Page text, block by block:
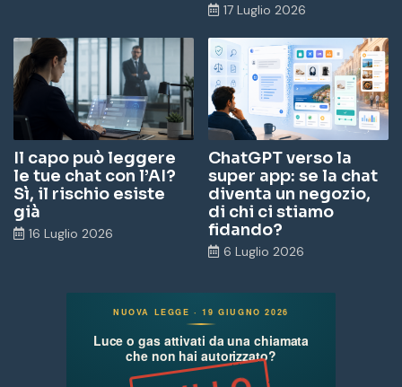
17 Luglio 2026
Il capo può leggere
le tue chat con l’AI?
Sì, il rischio esiste
già
16 Luglio 2026
ChatGPT verso la
super app: se la chat
diventa un negozio,
di chi ci stiamo
fidando?
6 Luglio 2026